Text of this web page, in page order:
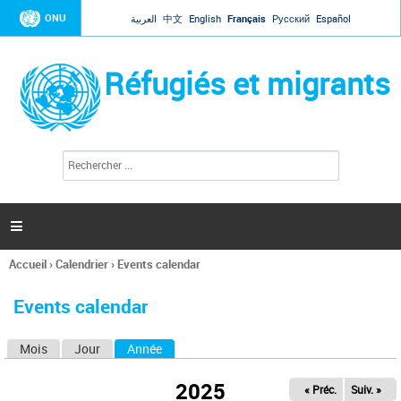
Jump to navigation
ONU العربية 中文 English Français Русский Español
Réfugiés et migrants
l
c
h
e

Vous
ici
Accueil›Calendrier› Events calendar
Events calendar
Mois Jour Année
2025 « Préc. Suiv. »